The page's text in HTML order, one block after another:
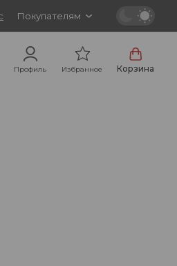
Покупателям
Профиль Избранное Корзина